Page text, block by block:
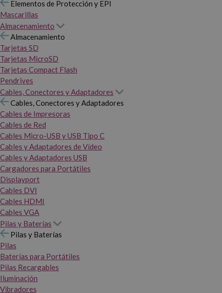
Elementos de Protección y EPI
Mascarillas
Almacenamiento
Almacenamiento
Tarjetas SD
Tarjetas MicroSD
Tarjetas Compact Flash
Pendrives
Cables, Conectores y Adaptadores
Cables, Conectores y Adaptadores
Cables de Impresoras
Cables de Red
Cables Micro-USB y USB Tipo C
Cables y Adaptadores de Vídeo
Cables y Adaptadores USB
Cargadores para Portátiles
Displayport
Cables DVI
Cables HDMI
Cables VGA
Pilas y Baterías
Pilas y Baterías
Pilas
Baterías para Portátiles
Pilas Recargables
Iluminación
Vibradores